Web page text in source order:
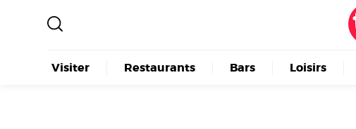
Visiter Restaurants Bars Loisirs